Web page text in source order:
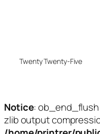
Twenty Twenty-Five
Notice:
zlib output